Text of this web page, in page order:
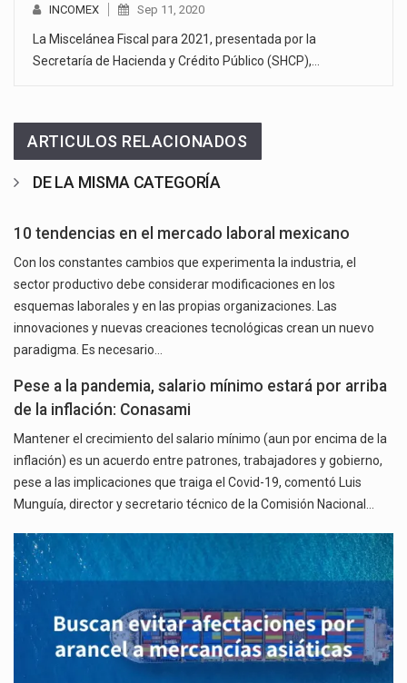
INCOMEX Sep 11, 2020
La Miscelánea Fiscal para 2021, presentada por la
Secretaría de Hacienda y Crédito Público (SHCP),…
ARTICULOS RELACIONADOS
DE LA MISMA CATEGORÍA
10 tendencias en el mercado laboral mexicano
Con los constantes cambios que experimenta la industria, el
sector productivo debe considerar modificaciones en los
esquemas laborales y en las propias organizaciones. Las
innovaciones y nuevas creaciones tecnológicas crean un nuevo
paradigma. Es necesario…
Pese a la pandemia, salario mínimo estará por arriba
de la inflación: Conasami
Mantener el crecimiento del salario mínimo (aun por encima de la
inflación) es un acuerdo entre patrones, trabajadores y gobierno,
pese a las implicaciones que traiga el Covid-19, comentó Luis
Munguía, director y secretario técnico de la Comisión Nacional…